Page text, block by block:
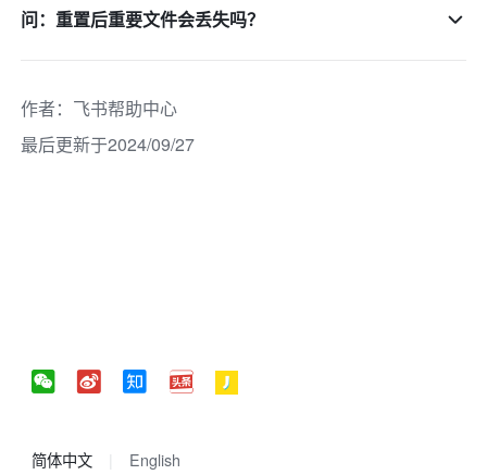
问：重置后重要文件会丢失吗？
作者： 飞书帮助中心
最后更新于2024/09/27
简体中文 English